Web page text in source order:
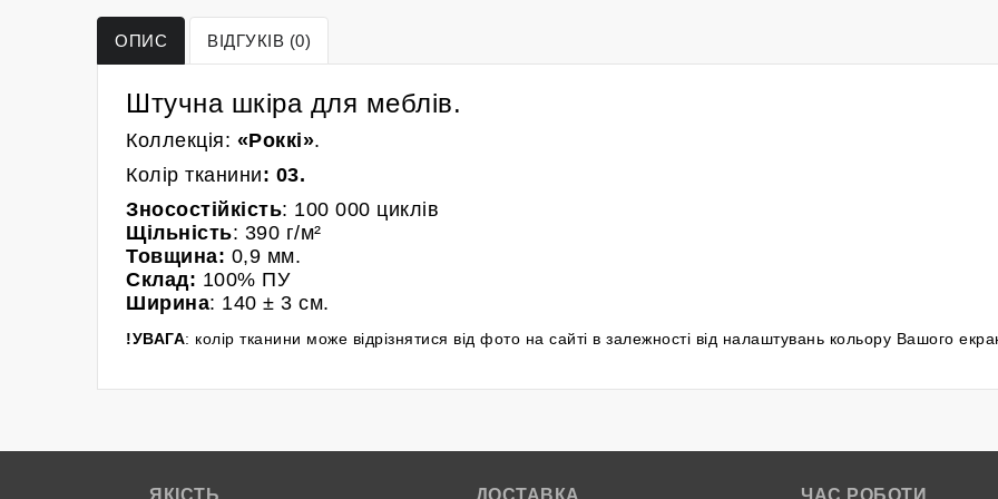
ОПИС ВІДГУКІВ (0)
Штучна шкіра для меблів.
Коллекція: «Роккі».
Колір тканини: 03.
Зносостійкість: 100 000 циклів
Щільність: 390 г/м²
Товщина: 0,9 мм.
Склад: 100% ПУ
Ширина: 140 ± 3 см.
!УВАГА: колір тканини може відрізнятися від фото на сайті в залежності від налаштувань кольору Вашого
ЯКІСТЬ ДОСТАВКА ЧАС РОБОТИ